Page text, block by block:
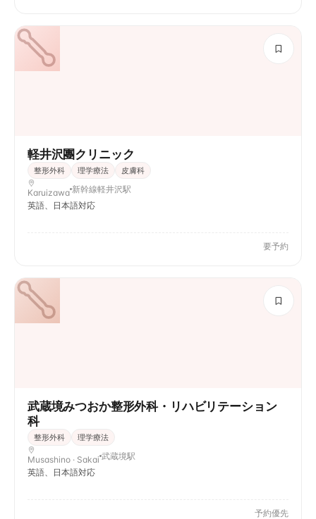
軽井沢團クリニック
整形外科 理学療法 皮膚科
Karuizawa 新幹線軽井沢駅
英語、日本語対応
要予約
武蔵境みつおか整形外科・リハビリテーション
科
整形外科 理学療法
Musashino · Sakai 武蔵境駅
英語、日本語対応
予約優先